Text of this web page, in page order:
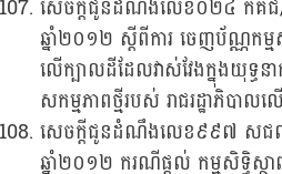
សេចក្តីជូនដំណឹងលេខ០២៤ កគជ
ឆ្នាំ២០១២ ស្តីពីការ ចេញប័ណ្ណកម្ម
លើក្បាលដីដែលវាស់វែងក្នុងយុទ្ធ
សកម្មភាពថ្មីរបស់ រាជរដ្ឋាភិបាល
សេចក្តីជូនដំណឹងលេខ៩៩៧ សជណ
ឆ្នាំ២០១២ ករណីផ្តល់ កម្មសិទ្ធិស្ថ